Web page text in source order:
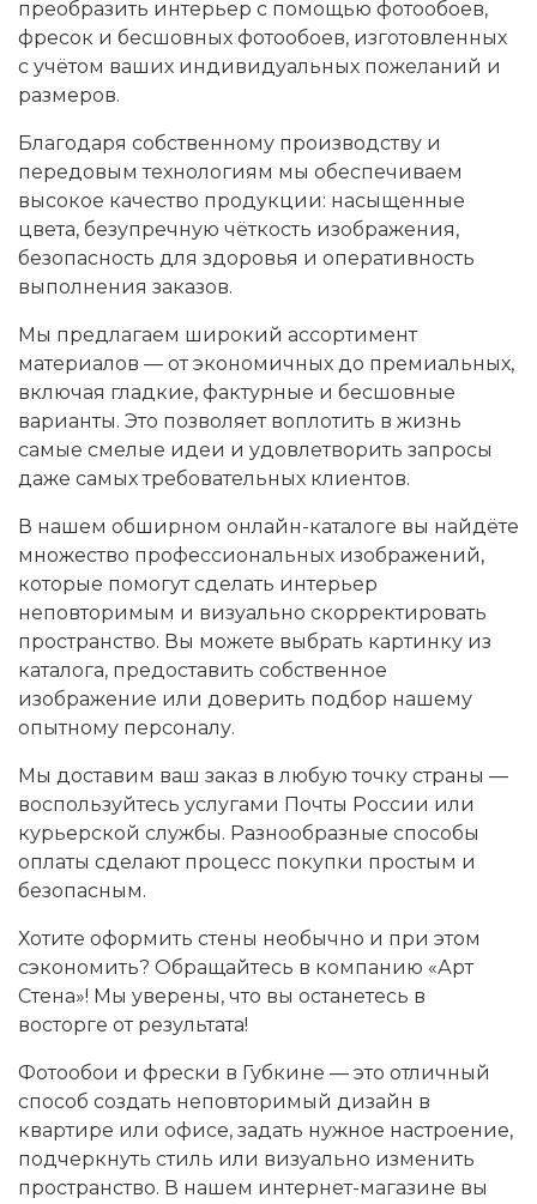
преобразить интерьер с помощью фотообоев,
фресок и бесшовных фотообоев, изготовленных
с учётом ваших индивидуальных пожеланий и
размеров.
Благодаря собственному производству и
передовым технологиям мы обеспечиваем
высокое качество продукции: насыщенные
цвета, безупречную чёткость изображения,
безопасность для здоровья и оперативность
выполнения заказов.
Мы предлагаем широкий ассортимент
материалов — от экономичных до премиальных,
включая гладкие, фактурные и бесшовные
варианты. Это позволяет воплотить в жизнь
самые смелые идеи и удовлетворить запросы
даже самых требовательных клиентов.
В нашем обширном онлайн-каталоге вы найдёте
множество профессиональных изображений,
которые помогут сделать интерьер
неповторимым и визуально скорректировать
пространство. Вы можете выбрать картинку из
каталога, предоставить собственное
изображение или доверить подбор нашему
опытному персоналу.
Мы доставим ваш заказ в любую точку страны —
воспользуйтесь услугами Почты России или
курьерской службы. Разнообразные способы
оплаты сделают процесс покупки простым и
безопасным.
Хотите оформить стены необычно и при этом
сэкономить? Обращайтесь в компанию «Арт
Стена»! Мы уверены, что вы останетесь в
восторге от результата!
Фотообои и фрески в Губкине — это отличный
способ создать неповторимый дизайн в
квартире или офисе, задать нужное настроение,
подчеркнуть стиль или визуально изменить
пространство. В нашем интернет-магазине вы